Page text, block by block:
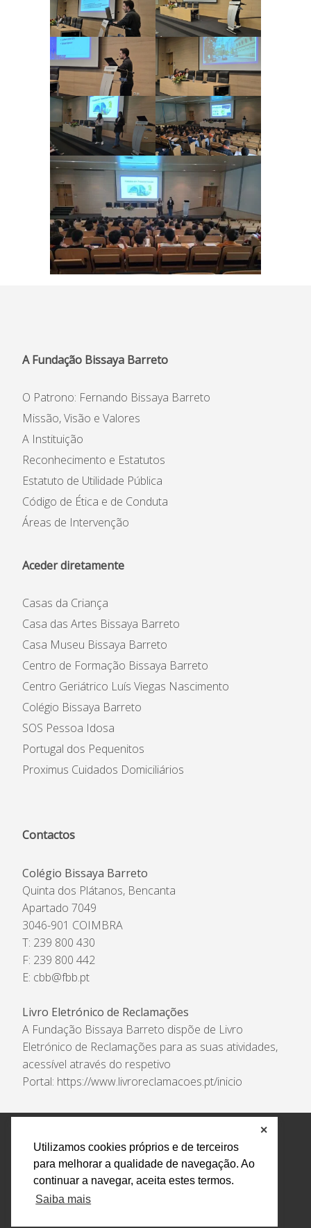
Utilizamos cookies próprios e de terceiros
para melhorar a qualidade de navegação. Ao
continuar a navegar, aceita estes termos.
Saiba mais
✕
A Fundação Bissaya Barreto
O Patrono: Fernando Bissaya Barreto
Missão, Visão e Valores
A Instituição
Reconhecimento e Estatutos
Estatuto de Utilidade Pública
Código de Ética e de Conduta
Áreas de Intervenção
Aceder diretamente
Casas da Criança
Casa das Artes Bissaya Barreto
Casa Museu Bissaya Barreto
Centro de Formação Bissaya Barreto
Centro Geriátrico Luís Viegas Nascimento
Colégio Bissaya Barreto
SOS Pessoa Idosa
Portugal dos Pequenitos
Proximus Cuidados Domiciliários
Contactos
Colégio Bissaya Barreto
Quinta dos Plátanos, Bencanta
Apartado 7049
3046-901 COIMBRA
T: 239 800 430
F: 239 800 442
E: cbb@fbb.pt
Livro Eletrónico de Reclamações
A Fundação Bissaya Barreto dispõe de Livro
Eletrónico de Reclamações para as suas atividades,
acessível através do respetivo
Portal: https://www.livroreclamacoes.pt/inicio
Política de Privacidade e Tratamento de Dados
Encarregado de Proteção de Dados
Livro Eletrónico
de Reclamações
Canal de Denúncias
Todos os direitos reservados Design by AM. Developed by